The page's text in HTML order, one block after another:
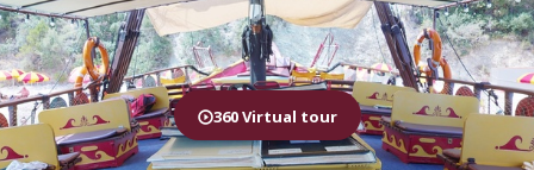
360 Virtual tour